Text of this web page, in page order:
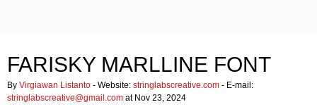
FARISKY MARLLINE FONT
By Virgiawan Listanto - Website: stringlabscreative.com - E-mail:
stringlabscreative@gmail.com at Nov 23, 2024